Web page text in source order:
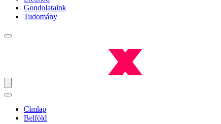
Gondolataink
Tudomány
Címlap
Belföld